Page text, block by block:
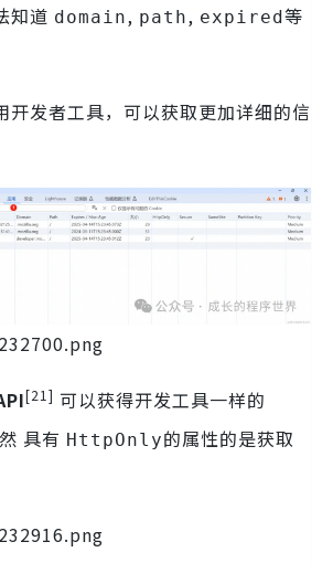
知道 domain, path, expired等
开发者工具，可以获取更加详细的信
[21] 可以获得开发工具一样的
具有 HttpOnly的属性的是获取